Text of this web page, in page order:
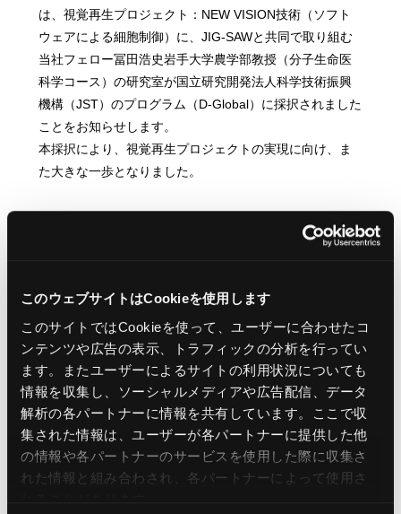
このウェブサイトはCookieを使用します
このサイトではCookieを使って、ユーザーに合わせたコ
ンテンツや広告の表示、トラフィックの分析を行ってい
ます。またユーザーによるサイトの利用状況についても
情報を収集し、ソーシャルメディアや広告配信、データ
解析の各パートナーに情報を共有しています。ここで収
集された情報は、ユーザーが各パートナーに提供した他
の情報や各パートナーのサービスを使用した際に収集さ
れた情報と組み合わされ、各パートナーによって使用さ
は、視覚再生プロジェクト：NEW VISION技術（ソフト
ウェアによる細胞制御）に、JIG-SAWと共同で取り組む
当社フェロー冨田浩史岩手大学農学部教授（分子生命医
科学コース）の研究室が国立研究開発法人科学技術振興
機構（JST）のプログラム（D-Global）に採択されました
ことをお知らせします。
本採択により、視覚再生プロジェクトの実現に向け、ま
た大きな一歩となりました。
https://www.jst.go.jp/program/startupkikin/deeptech/
今後、本格的な治験・臨床等に向けて、より具体的かつ
JIG-SAWは、視覚再生プロジェクトに、独自の信号制御
技術とソフトウェア開発（NEW VISION技術は、既に日
本・米国・中国・欧州５カ国（イギリス、フランス、ド
イツ、スイス、フィンランド）等で特許取得済）を担当
しています。
JIG-SAW – NEW VISIONプロジェクト